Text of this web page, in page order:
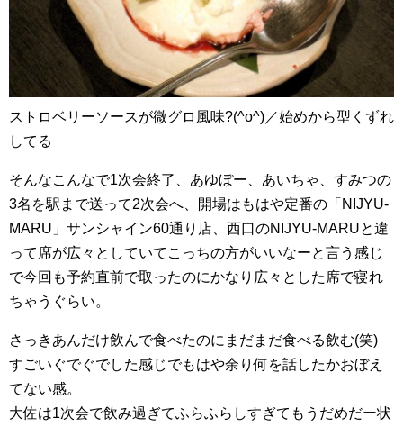
ストロベリーソースが微グロ風味?(^o^)／始めから型くずれ
してる
そんなこんなで1次会終了、あゆぼー、あいちゃ、すみつの
3名を駅まで送って2次会へ、開場はもはや定番の「NIJYU-
MARU」サンシャイン60通り店、西口のNIJYU-MARUと違
って席が広々としていてこっちの方がいいなーと言う感じ
で今回も予約直前で取ったのにかなり広々とした席で寝れ
ちゃうぐらい。
さっきあんだけ飲んで食べたのにまだまだ食べる飲む(笑)
すごいぐでぐでした感じでもはや余り何を話したかおぼえ
てない感。
大佐は1次会で飲み過ぎてふらふらしすぎてもうだめだー状